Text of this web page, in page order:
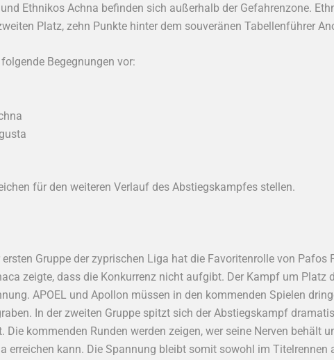
Ethnikos Achna befinden sich außerhalb der Gefahrenzone.
Platz, zehn Punkte hinter dem souveränen Tabellenführer
Begegnungen vor:
für den weiteren Verlauf des Abstiegskampfes stellen.
ersten Gruppe der zyprischen Liga hat die Favoritenrolle von Pafos
zeigte, dass die Konkurrenz nicht aufgibt. Der Kampf um Platz
APOEL und Apollon müssen in den kommenden Spielen
In der zweiten Gruppe spitzt sich der Abstiegskampf
kommenden Runden werden zeigen, wer seine Nerven behält
erreichen kann. Die Spannung bleibt somit sowohl im Titelrennen